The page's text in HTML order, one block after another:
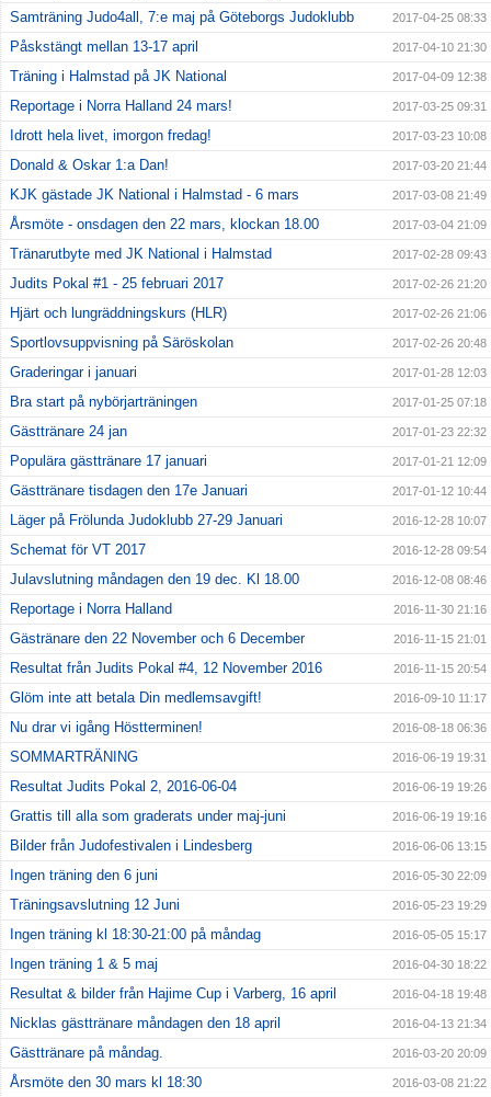
Samträning Judo4all, 7:e maj på Göteborgs Judoklubb 2017-04-25 08:33
Påskstängt mellan 13-17 april 2017-04-10 21:30
Träning i Halmstad på JK National 2017-04-09 12:38
Reportage i Norra Halland 24 mars! 2017-03-25 09:31
Idrott hela livet, imorgon fredag! 2017-03-23 10:08
Donald & Oskar 1:a Dan! 2017-03-20 21:44
KJK gästade JK National i Halmstad - 6 mars 2017-03-08 21:49
Årsmöte - onsdagen den 22 mars, klockan 18.00 2017-03-04 21:09
Tränarutbyte med JK National i Halmstad 2017-02-28 09:43
Judits Pokal #1 - 25 februari 2017 2017-02-26 21:20
Hjärt och lungräddningskurs (HLR) 2017-02-26 21:06
Sportlovsuppvisning på Säröskolan 2017-02-26 20:48
Graderingar i januari 2017-01-28 12:03
Bra start på nybörjarträningen 2017-01-25 07:18
Gästtränare 24 jan 2017-01-23 22:32
Populära gästtränare 17 januari 2017-01-21 12:09
Gästtränare tisdagen den 17e Januari 2017-01-12 10:44
Läger på Frölunda Judoklubb 27-29 Januari 2016-12-28 10:07
Schemat för VT 2017 2016-12-28 09:54
Julavslutning måndagen den 19 dec. Kl 18.00 2016-12-08 08:46
Reportage i Norra Halland 2016-11-30 21:16
Gästränare den 22 November och 6 December 2016-11-15 21:01
Resultat från Judits Pokal #4, 12 November 2016 2016-11-15 20:54
Glöm inte att betala Din medlemsavgift! 2016-09-10 11:17
Nu drar vi igång Höstterminen! 2016-08-18 06:36
SOMMARTRÄNING 2016-06-19 19:31
Resultat Judits Pokal 2, 2016-06-04 2016-06-19 19:26
Grattis till alla som graderats under maj-juni 2016-06-19 19:16
Bilder från Judofestivalen i Lindesberg 2016-06-06 13:15
Ingen träning den 6 juni 2016-05-30 22:09
Träningsavslutning 12 Juni 2016-05-23 19:29
Ingen träning kl 18:30-21:00 på måndag 2016-05-05 15:17
Ingen träning 1 & 5 maj 2016-04-30 18:22
Resultat & bilder från Hajime Cup i Varberg, 16 april 2016-04-18 19:48
Nicklas gästtränare måndagen den 18 april 2016-04-13 21:34
Gästtränare på måndag. 2016-03-20 20:09
Årsmöte den 30 mars kl 18:30 2016-03-08 21:22